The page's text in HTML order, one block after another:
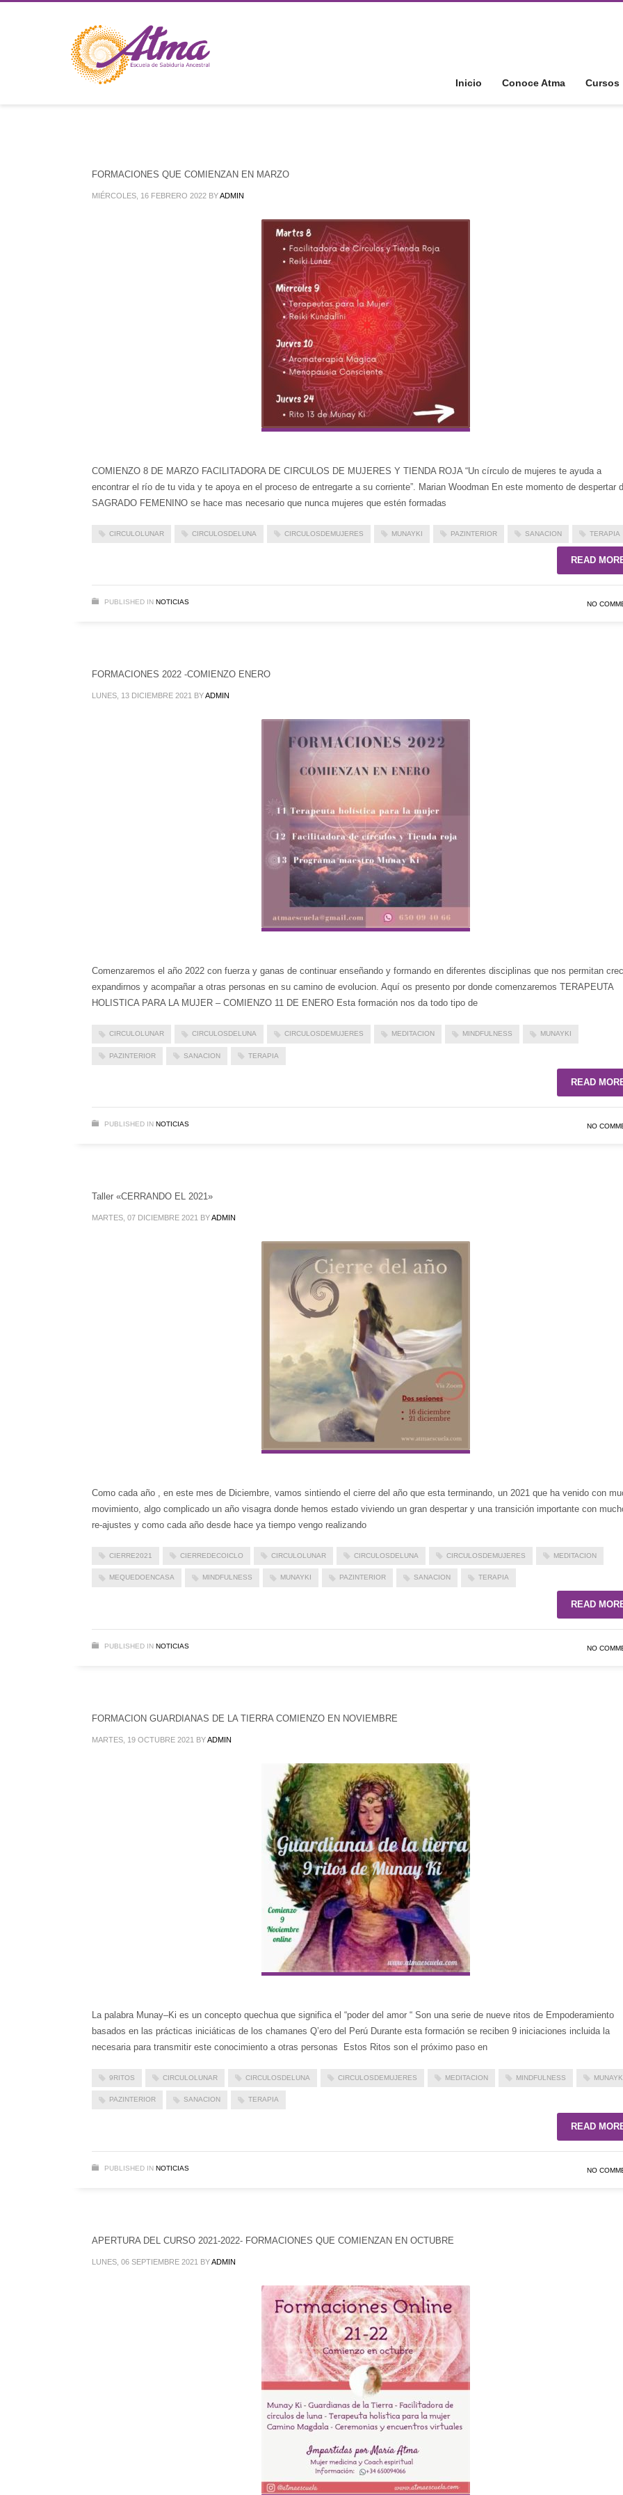
Inicio Conoce Atma Cursos
FORMACIONES QUE COMIENZAN EN MARZO
MIÉRCOLES, 16 FEBRERO 2022 BYADMIN
COMIENZO 8 DE MARZO FACILITADORA DE CIRCULOS DE MUJERES Y TIENDA ROJA “Un círculo de mujeres te ayuda a
encontrar el río de tu vida y te apoya en el proceso de entregarte a su corriente”. Marian Woodman En este momento de despertar
SAGRADO FEMENINO se hace mas necesario que nunca mujeres que estén formadas
CIRCULOLUNAR CIRCULOSDELUNA CIRCULOSDEMUJERES MUNAYKI PAZINTERIOR SANACION TERAPIA
READ
PUBLISHED IN NOTICIAS NO
FORMACIONES 2022 -COMIENZO ENERO
LUNES, 13 DICIEMBRE 2021 BYADMIN
Comenzaremos el año 2022 con fuerza y ganas de continuar enseñando y formando en diferentes disciplinas que nos permitan
expandirnos y acompañar a otras personas en su camino de evolucion. Aquí os presento por donde comenzaremos TERAPEUTA
HOLISTICA PARA LA MUJER – COMIENZO 11 DE ENERO Esta formación nos da todo tipo de
CIRCULOLUNAR CIRCULOSDELUNA CIRCULOSDEMUJERES MEDITACION MINDFULNESS MUNAYKI
PAZINTERIOR SANACION TERAPIA
READ
PUBLISHED IN NOTICIAS NO
Taller «CERRANDO EL 2021»
MARTES, 07 DICIEMBRE 2021 BYADMIN
Como cada año , en este mes de Diciembre, vamos sintiendo el cierre del año que esta terminando, un 2021 que ha venido con
movimiento, algo complicado un año visagra donde hemos estado viviendo un gran despertar y una transición importante con
re-ajustes y como cada año desde hace ya tiempo vengo realizando
CIERRE2021 CIERREDECOICLO CIRCULOLUNAR CIRCULOSDELUNA CIRCULOSDEMUJERES MEDITACION
MEQUEDOENCASA MINDFULNESS MUNAYKI PAZINTERIOR SANACION TERAPIA
READ
PUBLISHED IN NOTICIAS NO
FORMACION GUARDIANAS DE LA TIERRA COMIENZO EN NOVIEMBRE
MARTES, 19 OCTUBRE 2021 BYADMIN
La palabra Munay–Ki es un concepto quechua que significa el “poder del amor “ Son una serie de nueve ritos de Empoderamiento
basados ​​en las prácticas iniciáticas de los chamanes Q’ero del Perú Durante esta formación se reciben 9 iniciaciones incluida la
necesaria para transmitir este conocimiento a otras personas Estos Ritos son el próximo paso en
9RITOS CIRCULOLUNAR CIRCULOSDELUNA CIRCULOSDEMUJERES MEDITACION MINDFULNESS
PAZINTERIOR SANACION TERAPIA
READ
PUBLISHED IN NOTICIAS NO
APERTURA DEL CURSO 2021-2022- FORMACIONES QUE COMIENZAN EN OCTUBRE
LUNES, 06 SEPTIEMBRE 2021 BYADMIN